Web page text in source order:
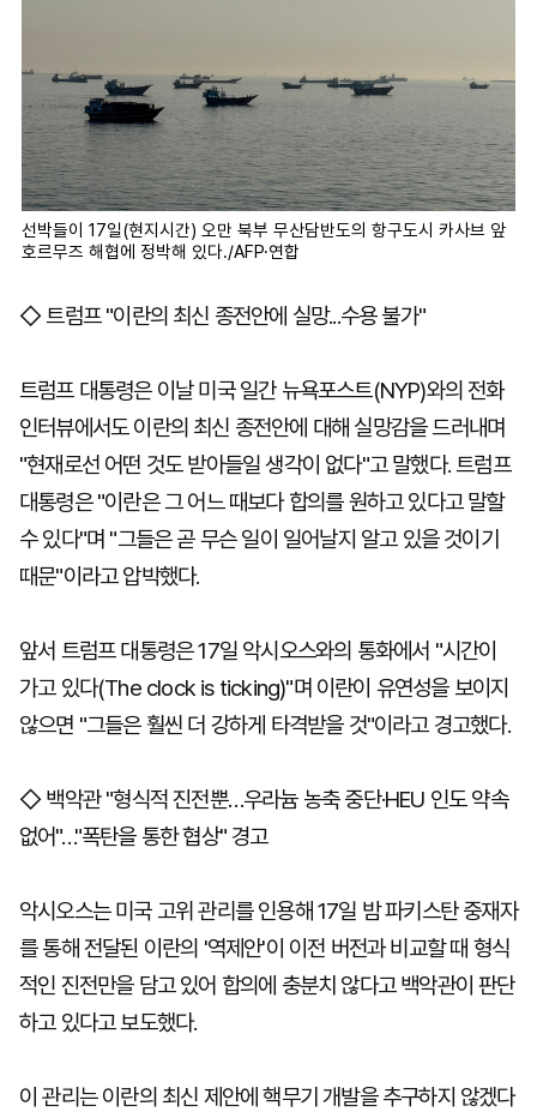
선박들이 17일(현지시간) 오만 북부 무산담반도의 항구도시 카사브 앞
호르무즈 해협에 정박해 있다./AFP·연합
◇ 트럼프 "이란의 최신 종전안에 실망...수용 불가"
트럼프 대통령은 이날 미국 일간 뉴욕포스트(NYP)와의 전화
인터뷰에서도 이란의 최신 종전안에 대해 실망감을 드러내며
"현재로선 어떤 것도 받아들일 생각이 없다"고 말했다. 트럼프
대통령은 "이란은 그 어느 때보다 합의를 원하고 있다고 말할
수 있다"며 "그들은 곧 무슨 일이 일어날지 알고 있을 것이기
때문"이라고 압박했다.
앞서 트럼프 대통령은 17일 악시오스와의 통화에서 "시간이
가고 있다(The clock is ticking)"며 이란이 유연성을 보이지
않으면 "그들은 훨씬 더 강하게 타격받을 것"이라고 경고했다.
◇ 백악관 "형식적 진전뿐…우라늄 농축 중단·HEU 인도 약속
없어"…"폭탄을 통한 협상" 경고
악시오스는 미국 고위 관리를 인용해 17일 밤 파키스탄 중재자
를 통해 전달된 이란의 '역제안'이 이전 버전과 비교할 때 형식
적인 진전만을 담고 있어 합의에 충분치 않다고 백악관이 판단
하고 있다고 보도했다.
이 관리는 이란의 최신 제안에 핵무기 개발을 추구하지 않겠다